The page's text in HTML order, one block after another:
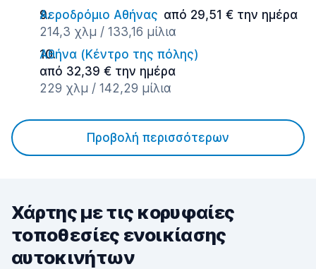
Αεροδρόμιο Αθήνας από 29,51 € την ημέρα
214,3 χλμ / 133,16 μίλια
Αθήνα (Κέντρο της πόλης)
από 32,39 € την ημέρα
229 χλμ / 142,29 μίλια
Προβολή περισσότερων
Χάρτης με τις κορυφαίες
τοποθεσίες ενοικίασης
αυτοκινήτων